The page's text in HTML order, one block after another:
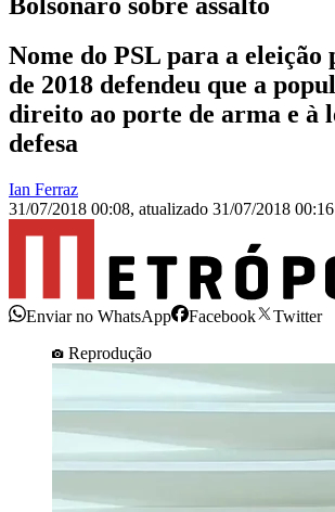
Nome do PSL para a eleição
de 2018 defendeu que a
direito ao porte de arma e à
defesa
Ian Ferraz
31/07/2018 00:08, atualizado 31/07/2018 00:16
Enviar no WhatsApp Facebook
Twitter
Reprodução